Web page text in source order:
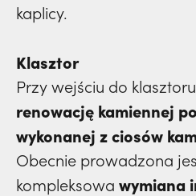
kaplicy.
Klasztor
Przy wejściu do
renowację kamiennej
wykonanej z ciosów
Obecnie prowadzona
kompleksowa wymiana